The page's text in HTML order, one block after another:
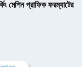
মেশিন গ্রাফিক ফরম্যাটের